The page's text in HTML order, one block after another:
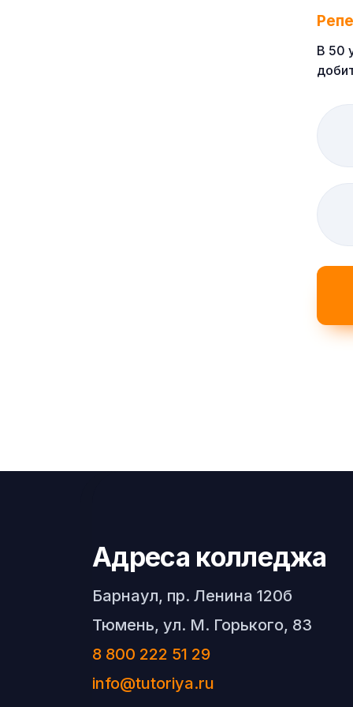
Адреса колледжа
Барнаул, пр. Ленина 120б
Тюмень, ул. М. Горького, 83
8 800 222 51 29
info@tutoriya.ru
В 50